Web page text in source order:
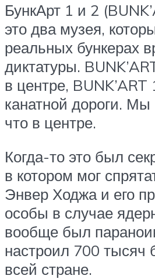
БункАрт 1 и 2
это два музея,
реальных бункерах
диктатуры.
в центре, BUNK’ART
канатной дороги.
что в центре.
Когда-то это был
в котором мог
Энвер Ходжа и его
особы в случае
вообще был
настроил 700 тысяч
всей стране.